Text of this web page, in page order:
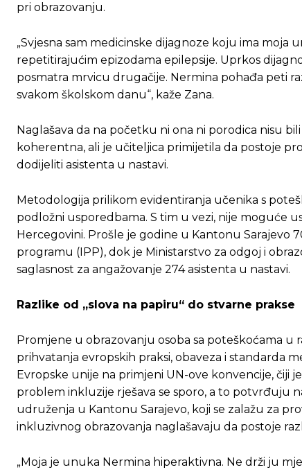
pri obrazovanju.
„Svjesna sam medicinske dijagnoze koju ima moja
repetitirajućim epizodama epilepsije. Uprkos
posmatra mrvicu drugačije. Nermina pohađa peti
svakom školskom danu“, kaže Zana.
Naglašava da na početku ni ona ni porodica nisu
koherentna, ali je učiteljica primijetila da postoje
dodijeliti asistenta u nastavi.
Metodologija prilikom evidentiranja učenika s
podložni usporedbama. S tim u vezi, nije moguće
Hercegovini. Prošle je godine u Kantonu
programu (IPP), dok je Ministarstvo za odgoj i
saglasnost za angažovanje 274 asistenta u nastavi.
Razlike od „slova na papiru“ do stvarne prakse
Promjene u obrazovanju osoba sa poteškoćama
prihvatanja evropskih praksi, obaveza i standarda
Evropske unije na primjeni UN-ove konvencije, čiji
problem inkluzije rješava se sporo, a to potvrđuju
udruženja u Kantonu Sarajevo, koji se zalažu za
inkluzivnog obrazovanja naglašavaju da postoje
„Moja je unuka Nermina hiperaktivna. Ne drži ju